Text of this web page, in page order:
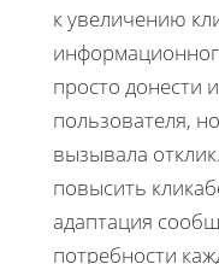
к увеличению
просто донести
пользователя,
вызывала
повысить
адаптация
потребности